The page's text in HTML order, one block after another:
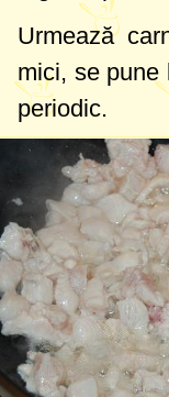
Urmează
mici, se
periodic.